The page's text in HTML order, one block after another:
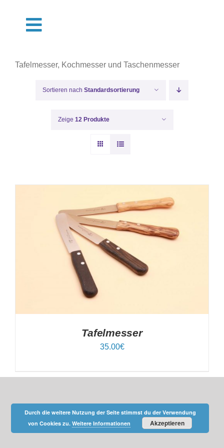
springenToggle
Shop
Termine
Über Uns
Muster
Tafelmesser, Kochmesser und Taschenmesser
Sortieren nach Standardsortierung
Zeige 12 Produkte
IN DEN WARENKORB
Tafelmesser
35.00€
Durch die weitere Nutzung der Seite stimmst du der Verwendung
von Cookies zu.Weitere Informationen Akzeptieren